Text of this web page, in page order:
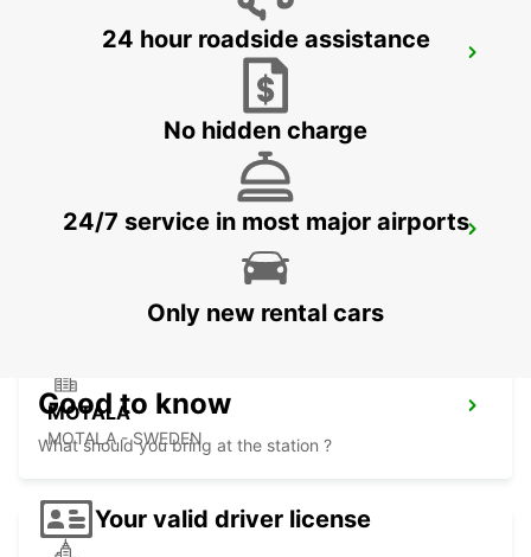
MARIESTAD
MOTALA
MOTALA - SWEDEN
24 hour roadside assistance
No hidden charge
24/7 service in most major airports
Only new rental cars
Good to know
What should you bring at the station ?
Your valid driver license